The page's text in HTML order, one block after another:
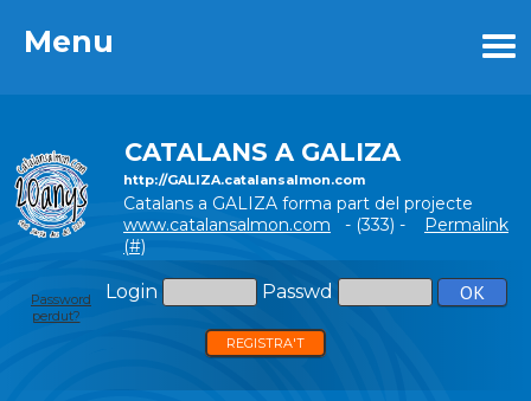
Menu
CATALANS A GALIZA
http://GALIZA.catalansalmon.com
Catalans a GALIZA forma part del projecte
www.catalansalmon.com - (333) - Permalink
(#)
Login Passwd
Password
perdut?
REGISTRA'T
Menu